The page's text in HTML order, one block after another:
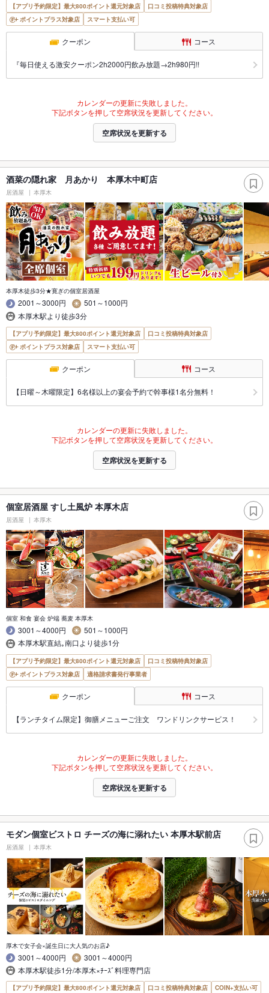
【アプリ予約限定】最大800ポイント還元対象店
口コミ投稿特典対象店
ポイントプラス対象店
スマート支払い可
クーポン コース
『毎日使える激安クーポン2h2000円飲み放題→2h980円!!
カレンダーの更新に失敗しました。
下記ボタンを押して空席状況を更新してください。
空席状況を更新する
酒菜の隠れ家 月あかり 本厚木中町店
居酒屋 本厚木
本厚木徒歩3分★寛ぎの個室居酒屋
2001～3000円
501～1000円
本厚木駅より徒歩3分
【アプリ予約限定】最大800ポイント還元対象店
口コミ投稿特典対象店
ポイントプラス対象店
スマート支払い可
クーポン コース
【日曜～木曜限定】6名様以上の宴会予約で幹事様1名分無料！
カレンダーの更新に失敗しました。
下記ボタンを押して空席状況を更新してください。
空席状況を更新する
個室居酒屋 すし土風炉 本厚木店
居酒屋 本厚木
個室 和食 宴会 炉端 蕎麦 本厚木
3001～4000円
501～1000円
本厚木駅直結｡南口より徒歩1分
【アプリ予約限定】最大800ポイント還元対象店
口コミ投稿特典対象店
ポイントプラス対象店
適格請求書発行事業者
クーポン コース
【ランチタイム限定】御膳メニューご注文 ワンドリンクサービス！
カレンダーの更新に失敗しました。
下記ボタンを押して空席状況を更新してください。
空席状況を更新する
モダン個室ビストロ チーズの海に溺れたい 本厚木駅前店
居酒屋 本厚木
厚木で女子会×誕生日に大人気のお店♪
3001～4000円
3001～4000円
本厚木駅徒歩1分/本厚木×ﾁｰｽﾞ料理専門店
【アプリ予約限定】最大800ポイント還元対象店 口コミ投稿特典対象店
COIN+支払い可